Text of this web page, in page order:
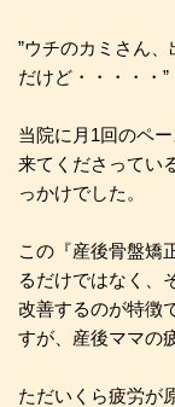
”ウチのカミさん
だけど・・・・・”
当院に月1回のペ
来てくださってい
っかけでした。
この 『産後骨盤矯
るだけではなく、
改善するのが特徴
すが、産後ママの
ただいくら疲労が